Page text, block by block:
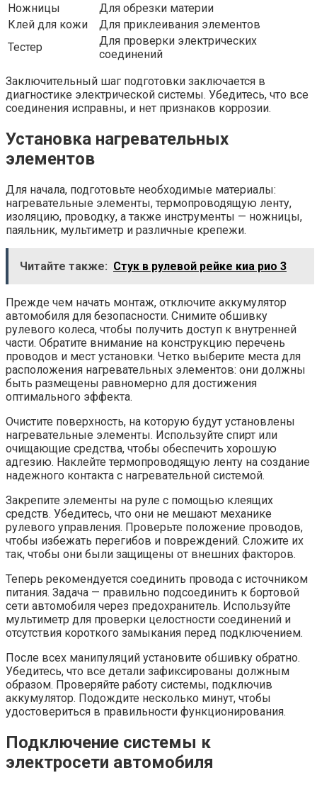
Ножницы
Для обрезки материи
Клей для кожи
Для приклеивания элементов
Тестер
Для проверки электрических
соединений
Заключительный шаг подготовки заключается в
диагностике электрической системы. Убедитесь, что все
соединения исправны, и нет признаков коррозии.
Установка нагревательных
элементов
Для начала, подготовьте необходимые материалы:
нагревательные элементы, термопроводящую ленту,
изоляцию, проводку, а также инструменты — ножницы,
паяльник, мультиметр и различные крепежи.
Читайте также: Стук в рулевой рейке киа рио 3
Прежде чем начать монтаж, отключите аккумулятор
автомобиля для безопасности. Снимите обшивку
рулевого колеса, чтобы получить доступ к внутренней
части. Обратите внимание на конструкцию перечень
проводов и мест установки. Четко выберите места для
расположения нагревательных элементов: они должны
быть размещены равномерно для достижения
оптимального эффекта.
Очистите поверхность, на которую будут установлены
нагревательные элементы. Используйте спирт или
очищающие средства, чтобы обеспечить хорошую
адгезию. Наклейте термопроводящую ленту на создание
надежного контакта с нагревательной системой.
Закрепите элементы на руле с помощью клеящих
средств. Убедитесь, что они не мешают механике
рулевого управления. Проверьте положение проводов,
чтобы избежать перегибов и повреждений. Сложите их
так, чтобы они были защищены от внешних факторов.
Теперь рекомендуется соединить провода с источником
питания. Задача — правильно подсоединить к бортовой
сети автомобиля через предохранитель. Используйте
мультиметр для проверки целостности соединений и
отсутствия короткого замыкания перед подключением.
После всех манипуляций установите обшивку обратно.
Убедитесь, что все детали зафиксированы должным
образом. Проверяйте работу системы, подключив
аккумулятор. Подождите несколько минут, чтобы
удостовериться в правильности функционирования.
Подключение системы к
электросети автомобиля